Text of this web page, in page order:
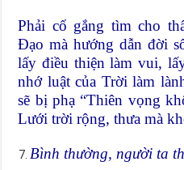
Phải cố gắng tìm cho
Đạo mà hướng dẫn đời
lấy điều thiện làm vui,
nhớ luật của Trời làm
sẽ bị phạ “Thiên vọng
Lưới trời rộng, thưa mà
Bình thường, người ta